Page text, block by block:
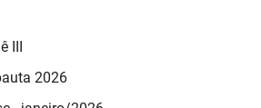
III
2026